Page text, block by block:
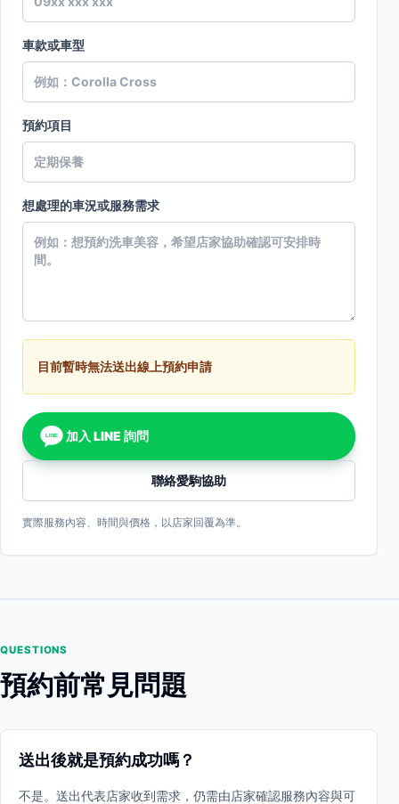
車款或車型
預約項目
想處理的車況或服務需求
目前暫時無法送出線上預約申請
LINE 加入 LINE 詢問
聯絡愛駒協助
實際服務內容、時間與價格，以店家回覆為準。
QUESTIONS
預約前常見問題
送出後就是預約成功嗎？
不是。送出代表店家收到需求，仍需由店家確認服務內容與可